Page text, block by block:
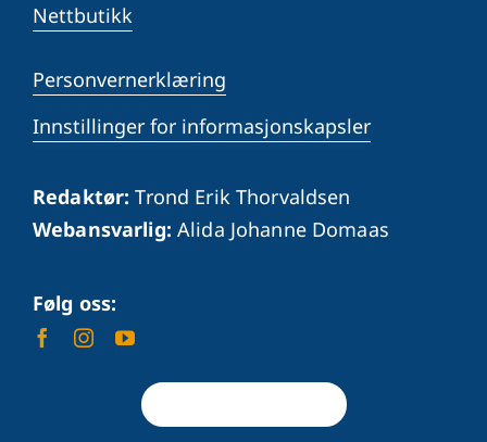
Nettbutikk
Personvernerklæring
Innstillinger for informasjonskapsler
Redaktør: Trond Erik Thorvaldsen
Webansvarlig: Alida Johanne Domaas
Følg oss: